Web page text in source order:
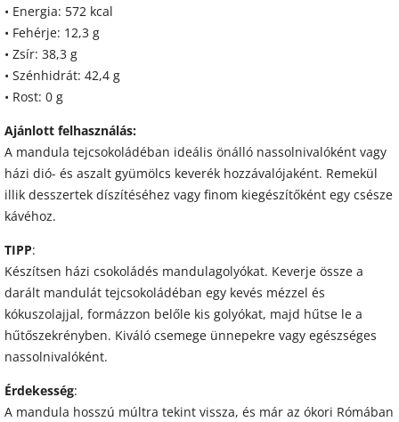
• Energia: 572 kcal
• Fehérje: 12,3 g
• Zsír: 38,3 g
• Szénhidrát: 42,4 g
• Rost: 0 g
Ajánlott felhasználás:
A mandula tejcsokoládéban ideális önálló nassolnivalóként vagy
házi dió- és aszalt gyümölcs keverék hozzávalójaként. Remekül
illik desszertek díszítéséhez vagy finom kiegészítőként egy csésze
kávéhoz.
TIPP:
Készítsen házi csokoládés mandulagolyókat. Keverje össze a
darált mandulát tejcsokoládéban egy kevés mézzel és
kókuszolajjal, formázzon belőle kis golyókat, majd hűtse le a
hűtőszekrényben. Kiváló csemege ünnepekre vagy egészséges
nassolnivalóként.
Érdekesség:
A mandula hosszú múltra tekint vissza, és már az ókori Rómában